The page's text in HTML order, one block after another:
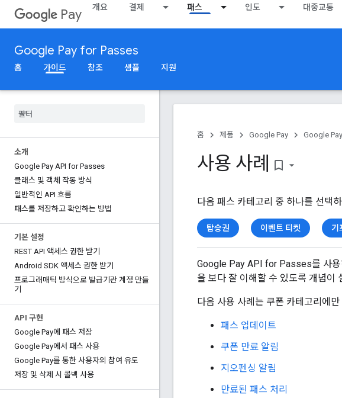
Pay 개요 결제 패스 인도 대중교통
Google Pay for Passes
홈 가이드 참조 샘플 지원
소개
Google Pay API for Passes
클래스 및 객체 작동 방식
일반적인 API 흐름
패스를 저장하고 확인하는 방법
기본 설정
REST API 액세스 권한 받기
Android SDK 액세스 권한 받기
프로그래매틱 방식으로 발급기관 계정 만들
기
API 구현
Google Pay에 패스 저장
Google Pay에서 패스 사용
Google Pay를 통한 사용자의 참여 유도
저장 및 삭제 시 콜백 사용
홈 제품 Google Pay Google
사용 사례 bookmark_border
다음 패스 카테고리 중 하나를 선택
탑승권 이벤트 티켓 기
Google Pay API for Passes를 사용
을 보다 잘 이해할 수 있도록 개념이
다음 사용 사례는 쿠폰 카테고리에만
패스 업데이트
쿠폰 만료 알림
지오펜싱 알림
만료된 패스 처리